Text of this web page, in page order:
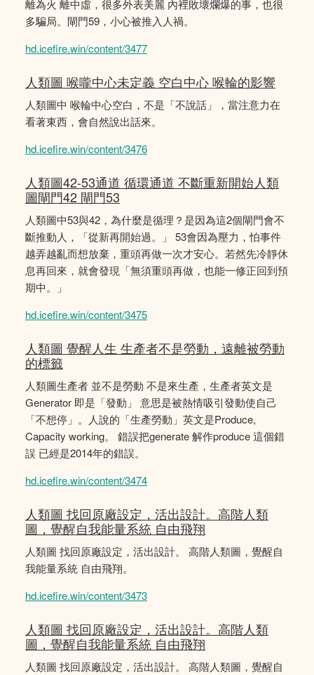
離為火 離中虛，很多外表美麗 內裡敗壞爛爆的事，也很
多騙局。閘門59，小心被推入人禍。
hd.icefire.win/content/3477
人類圖 喉嚨中心未定義 空白中心 喉輪的影響
人類圖中 喉輪中心空白，不是「不說話」，當注意力在
看著東西，會自然說出話來。
hd.icefire.win/content/3476
人類圖42-53通道 循環通道 不斷重新開始人類
圖閘門42 閘門53
人類圖中53與42，為什麼是循理？是因為這2個閘門會不
斷推動人，「從新再開始過。」 53會因為壓力，怕事件
越弄越亂而想放棄，重頭再做一次才安心。若然先冷靜休
息再回來，就會發現「無須重頭再做，也能一修正回到預
期中。」
hd.icefire.win/content/3475
人類圖 覺醒人生 生產者不是勞動，遠離被勞動
的標籤
人類圖生產者 並不是勞動 不是來生產，生產者英文是
Generator 即是「發動」 意思是被熱情吸引發動使自己
「不想停」。人說的「生產勞動」英文是Produce,
Capacity working。 錯誤把generate 解作produce 這個錯
誤 已經是2014年的錯誤。
hd.icefire.win/content/3474
人類圖 找回原廠設定，活出設計。高階人類
圖，覺醒自我能量系統 自由飛翔
人類圖 找回原廠設定，活出設計。 高階人類圖，覺醒自
我能量系統 自由飛翔。
hd.icefire.win/content/3473
人類圖 找回原廠設定，活出設計。高階人類
圖，覺醒自我能量系統 自由飛翔
人類圖 找回原廠設定，活出設計。 高階人類圖，覺醒自